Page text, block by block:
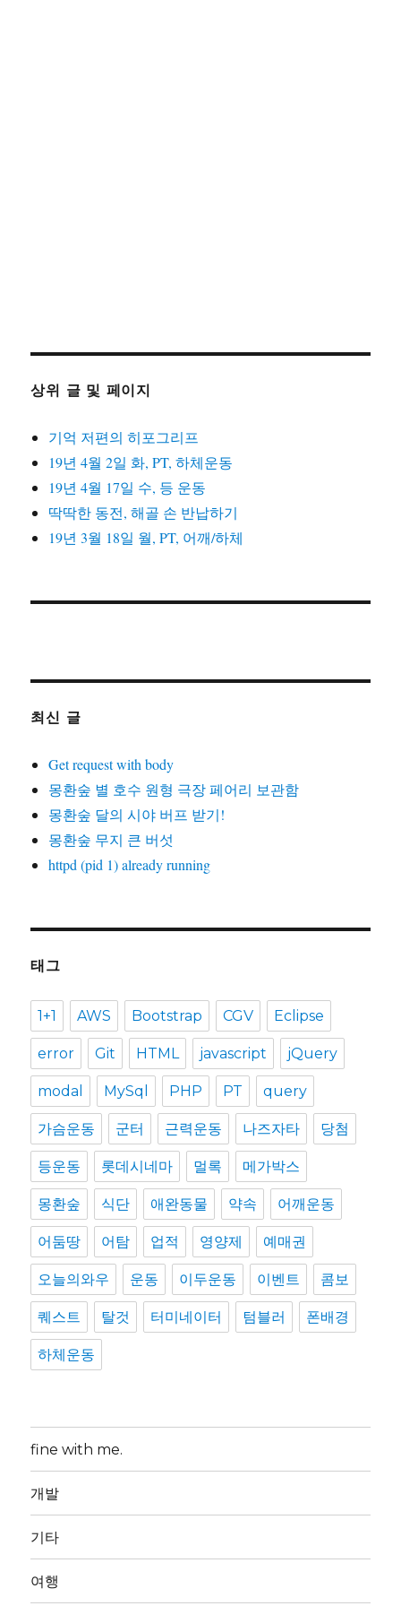
상위 글 및 페이지
기억 저편의 히포그리프
19년 4월 2일 화, PT, 하체운동
19년 4월 17일 수, 등 운동
딱딱한 동전, 해골 손 반납하기
19년 3월 18일 월, PT, 어깨/하체
최신 글
Get request with body
몽환숲 별 호수 원형 극장 페어리 보관함
몽환숲 달의 시야 버프 받기!
몽환숲 무지 큰 버섯
httpd (pid 1) already running
태그
1+1 AWS Bootstrap CGV Eclipse
error Git HTML javascript jQuery
modal MySql PHP PT query
가슴운동 군터 근력운동 나즈자타 당첨
등운동 롯데시네마 멀록 메가박스
몽환숲 식단 애완동물 약속 어깨운동
어둠땅 어탐 업적 영양제 예매권
오늘의와우 운동 이두운동 이벤트 콤보
퀘스트 탈것 터미네이터 텀블러 폰배경
하체운동
fine with me.
개발
기타
여행